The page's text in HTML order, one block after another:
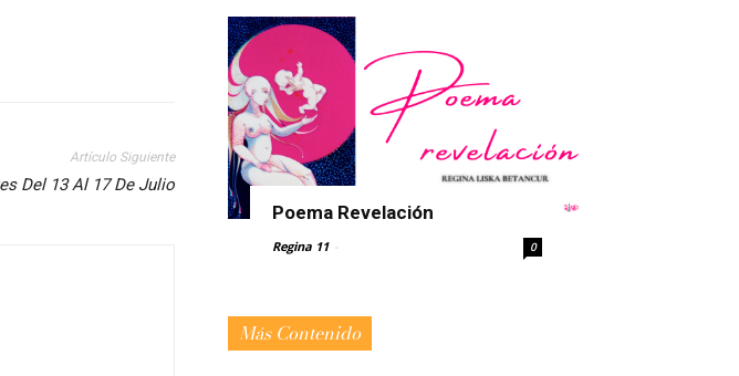
Artículo Siguiente
Del 13 Al 17 De Julio
Poema Revelación
Regina 11 0
Más Contenido